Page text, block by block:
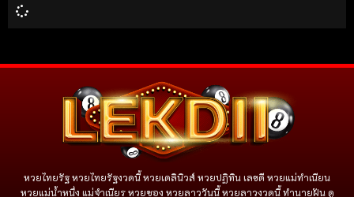
หวยไทยรัฐ หวยไทยรัฐงวดนี้ หวยเดลินิวส์ หวยปฏิทิน เลขดี หวยแม่ทำเนียน
หวยแม่น้ำหนึ่ง แม่จําเนียร หวยซอง หวยลาววันนี้ หวยลาวงวดนี้ ทำนายฝัน ดู